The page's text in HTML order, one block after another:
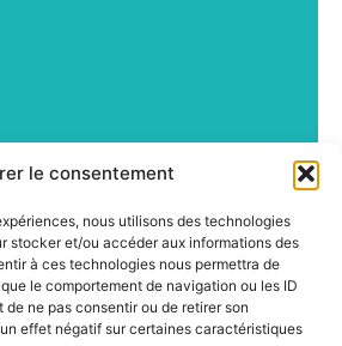
le consentement
nous utilisons des technologies
stocker et/ou accéder aux informations des
à ces technologies nous permettra de
le comportement de navigation ou les ID
de ne pas consentir ou de retirer son
effet négatif sur certaines caractéristiques